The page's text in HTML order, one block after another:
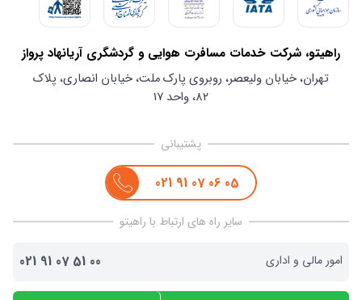
راهیتو، شرکت خدمات مسافرت هوایی و گردشگری آریانهاد پرواز
تهران، خیابان ولیعصر، روبروی پارک ملت، خیابان انصاری، پلاک
۸۲، واحد ۱۷
پشتیبانی
021 91 07 06 05
سایر راه های ارتباط با راهیتو
امور مالی و اداری 021 91 07 51 00